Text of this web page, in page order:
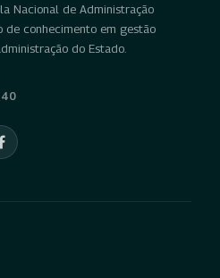
Nacional de Administração
de conhecimento em gestão
do Estado.